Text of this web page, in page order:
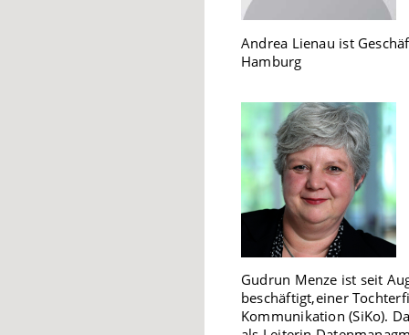
Andrea Lienau ist
Hamburg
Gudrun Menze ist seit
beschäftigt,einer
Kommunikation (SiKo).